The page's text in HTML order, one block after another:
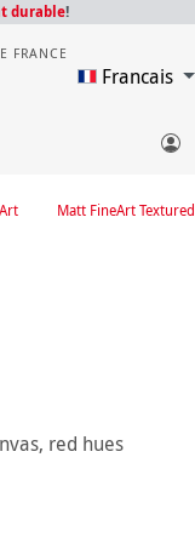
durable!
FRANCE
Francais
Matt FineArt Textured